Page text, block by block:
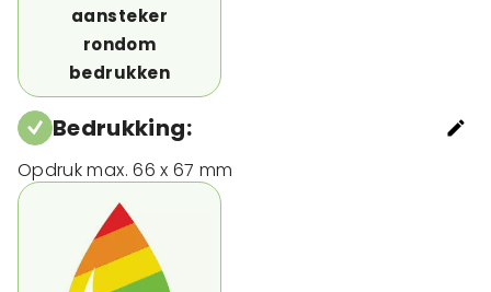
aansteker
rondom
bedrukken
Bedrukking:
Opdruk max. 66 x 67 mm